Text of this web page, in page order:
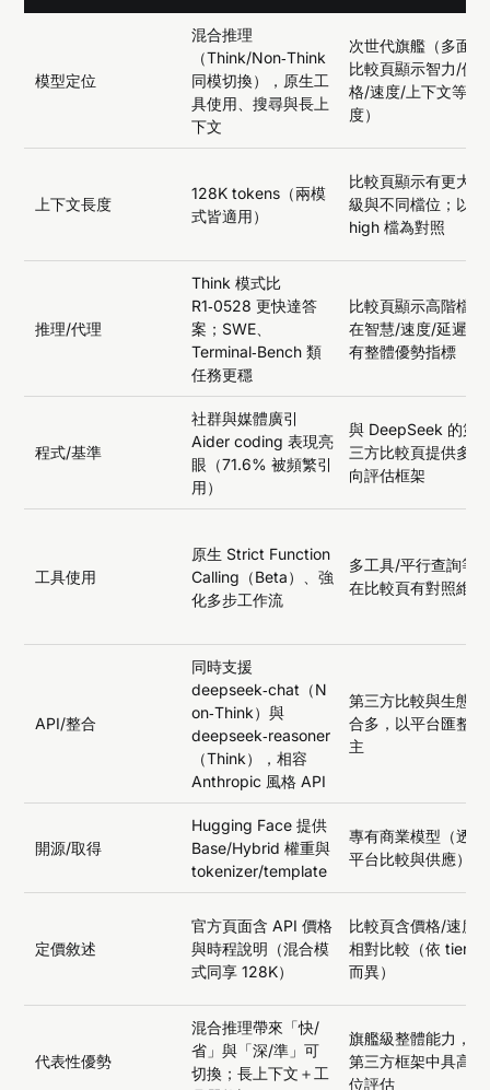
模型定位
混合推理
（Think/Non‑Think
同模切換），原生工
具使用、搜尋與長上
下文
次世代旗艦（多面向
比較頁顯示智力/價
格/速度/上下文等維
度）
上下文長度
128K tokens（兩模
式皆適用）
比較頁顯示有更大等
級與不同檔位；以
high 檔為對照
推理/代理
Think 模式比
R1‑0528 更快達答
案；SWE、
Terminal‑Bench 類
任務更穩
比較頁顯示高階檔位
在智慧/速度/延遲等
有整體優勢指標
程式/基準
社群與媒體廣引
Aider coding 表現亮
眼（71.6% 被頻繁引
用）
與 DeepSeek 的第
三方比較頁提供多面
向評估框架
工具使用
原生 Strict Function
Calling（Beta）、強
化多步工作流
多工具/平行查詢等
在比較頁有對照維度
API/整合
同時支援
deepseek‑chat（N
on‑Think）與
deepseek‑reasoner
（Think），相容
Anthropic 風格 API
第三方比較與生態整
合多，以平台匯整為
主
開源/取得
Hugging Face 提供
Base/Hybrid 權重與
tokenizer/template
專有商業模型（透過
平台比較與供應）
定價敘述
官方頁面含 API 價格
與時程說明（混合模
式同享 128K）
比較頁含價格/速度
相對比較（依 tiers
而異）
代表性優勢
混合推理帶來「快/
省」與「深/準」可
切換；長上下文＋工
旗艦級整體能力，在
第三方框架中具高檔
位評估